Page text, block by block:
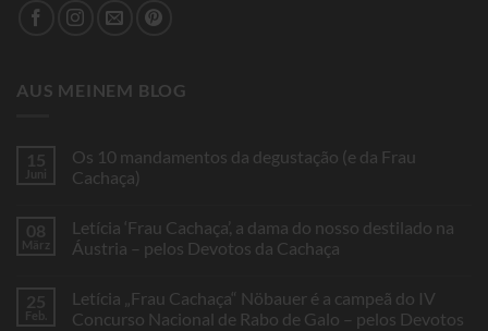
AUS MEINEM BLOG
15
Juni
Os 10 mandamentos da degustação (e da Frau
Cachaça)
Os
10
degustação
(e
da
08
März
Letícia ‘Frau Cachaça’, a dama do nosso destilado na
Áustria – pelos Devotos da Cachaça
Letícia
‘Frau
25
Feb.
Letícia „Frau Cachaça“ Nöbauer é a campeã do IV
Concurso Nacional de Rabo de Galo – pelos Devotos